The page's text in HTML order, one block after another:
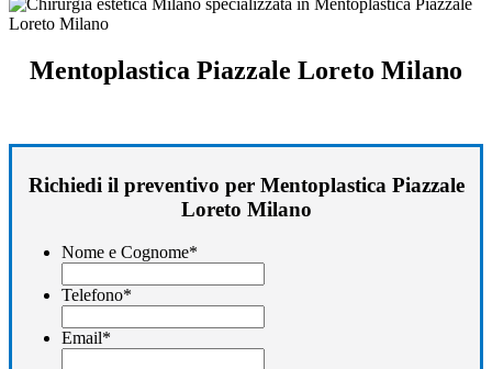
Mentoplastica Piazzale Loreto Milano
Richiedi il preventivo per Mentoplastica Piazzale
Loreto Milano
Nome e Cognome*
Telefono*
Email*